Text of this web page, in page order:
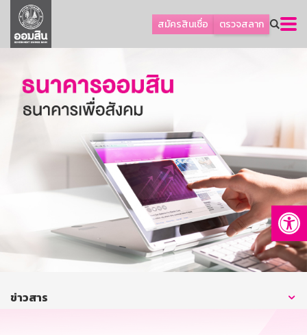
สมัครสินเชื่อ ตรวจสลาก
ลูกค้าธุรกิจ
ลูกค้าผู้ประกอบรายย่อย
ออมเพื่อสุข
เกี่ยวกับธนาคาร
การพัฒนาที่ยั่งยืน
บริการทางการเงิน
ติดต่อเรา
บริการออนไลน์
ข่าวสาร